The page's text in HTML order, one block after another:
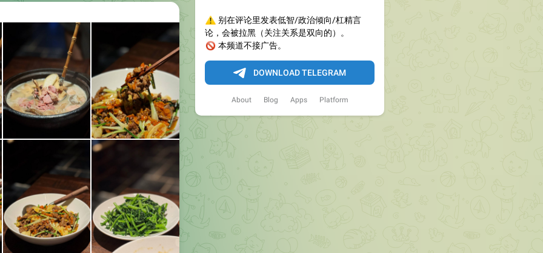
⚠️别在评论里发表低智/政治倾向/杠精言
论，会被拉黑（关注关系是双向的）。
🚫本频道不接广告。
DOWNLOAD TELEGRAM
About Blog Apps Platform